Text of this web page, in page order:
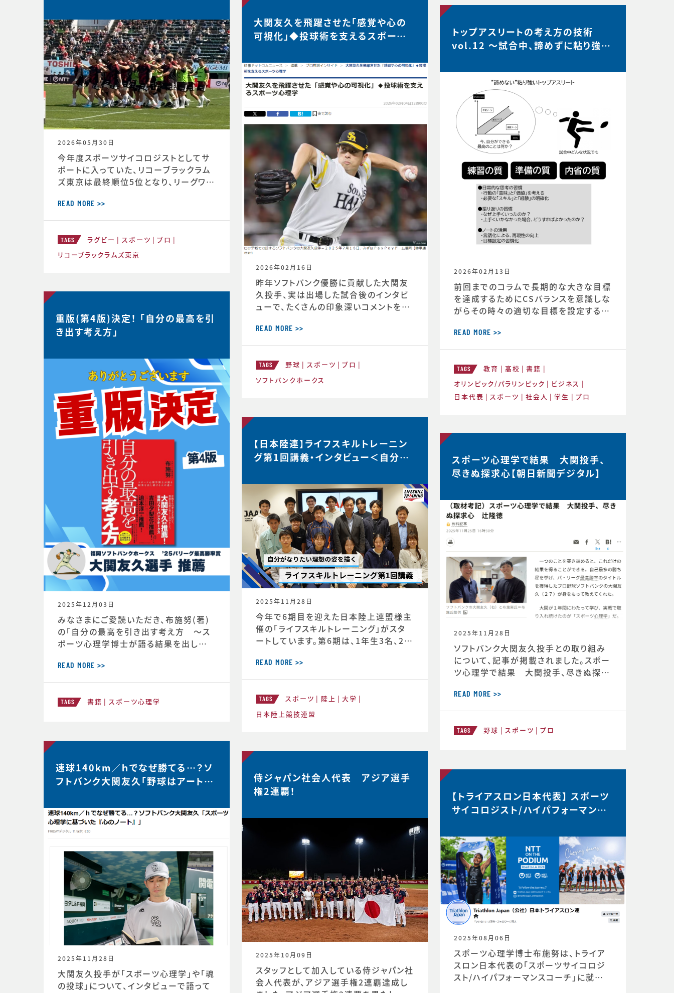
2026年05月30日
今年度スポーツサイコロジストとしてサ
ポートに入っていた、リコーブラックラム
ズ東京は最終順位5位となり、リーグワン
ました。 ◆リーグワン2025-26 ディビジ
ョン1 最終順位5位のお知らせ（リコーブ
ams-tokyo.com/news/informatio
n/2025-2026/20260525a.html
READ MORE >>
TAGS ラグビー スポーツ
プロ
リコーブラックラムズ東京
大関友久を飛躍させた「感覚や心の
可視化」◆投球術を支えるスポーツ
2026年02月16日
昨年ソフトバンク優勝に貢献した大関友
久投手、実は出場した試合後のインタビ
ューで、たくさんの印象深いコメントを発
材を受け、大関選手のコメントの「真意」
をスポーツ心理学の視点から、布施が詳
められています。大関選手の布施の1年
間の取組みの中身が見えてくると思いま
READ MORE >>
TAGS 野球 スポーツ
プロ
ソフトバンクホークス
トップアスリートの考え方の技術
vol.12 〜試合中、諦めずに粘り強い
2026年02月13日
前回までのコラムで長期的な大きな目標
を達成するためにCSバランスを意識しな
がらその時々の適切な目標を設定するこ
バランスを理解することのメリットはそれ
だけにとどまりません。スポーツにおいて
られるような状況が度々起こりますが、 C
S バランスを意識してその時できる最高
のことにチャレンジする習慣が身につく
READ MORE >>
TAGS 教育 高校
書籍
オリンピック/パラリンピック
ビジネス
日本代表
スポーツ 社会人 学生 プロ
重版(第4版)決定！ 「自分の最高を引
き出す考え方」
2025年12月03日
みなさまにご愛読いただき、布施努(著)
の「自分の最高を引き出す考え方 ～ス
ポーツ心理学博士が語る結果を出し続
第4版が決定しました。第4版からの帯に
は、ソフトバンクホークス大関友久投手の
が、より多くのみなさまのお役に立つこと
学博士が語る結果を出し続ける人の
READ MORE >>
TAGS 書籍 スポーツ心理学
【日本陸連】ライフスキルトレーニン
グ第1回講義・インタビュー＜自分が
2025年11月28日
今年で6期目を迎えた日本陸上連盟様主
催の「ライフスキルトレーニング」がスタ
ートしています。第6期は、1年生3名、2年
（https://www.jaaf.or.jp/news/ar
ticle/22881/）が受講生として選出され
受講者のインタビューが掲載されまし
た。https://www.jaaf.or.jp/news/
READ MORE >>
TAGS スポーツ 陸上
大学
日本陸上競技連盟
スポーツ心理学で結果 大関投手、
尽きぬ探求心【朝日新聞デジタル】
2025年11月28日
ソフトバンク大関友久投手との取り組み
について、記事が掲載されました。スポー
ツ心理学で結果 大関投手、尽きぬ探求
w.asahi.com/articles/DA3S16351
620.html
READ MORE >>
TAGS 野球 スポーツ プロ
速球140km／ｈでなぜ勝てる…？ソ
フトバンク大関友久「野球はアートと
2025年11月28日
大関友久投手が「スポーツ心理学」や「魂
の投球」について、インタビューで語って
侍ジャパン社会人代表 アジア選手
権2連覇！
2025年10月09日
スタッフとして加入している侍ジャパン社
会人代表が、アジア選手権2連覇達成し
【トライアスロン日本代表】 スポーツ
サイコロジスト/ハイパフォーマンス
2025年08月06日
スポーツ心理学博士布施努は、トライア
スロン日本代表の「スポーツサイコロジ
スト/ハイパフォーマンスコーチ」に就任し